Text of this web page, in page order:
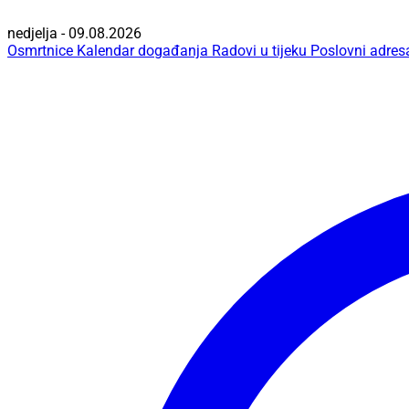
nedjelja - 09.08.2026
Osmrtnice Kalendar događanja Radovi u tijeku Poslovni